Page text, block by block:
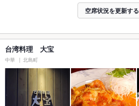
空席状況を更新する
台湾料理 大宝
中華 北島町